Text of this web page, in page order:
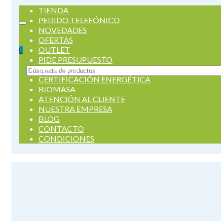
0
Buscar
por:
TIENDA
PEDIDO TELEFÓNICO
NOVEDADES
OFERTAS
OUTLET
PIDE PRESUPUESTO
SERVICIOS
CERTIFICACIÓN ENERGÉTICA
BIOMASA
ATENCIÓN AL CLIENTE
NUESTRA EMPRESA
BLOG
CONTACTO
CONDICIONES